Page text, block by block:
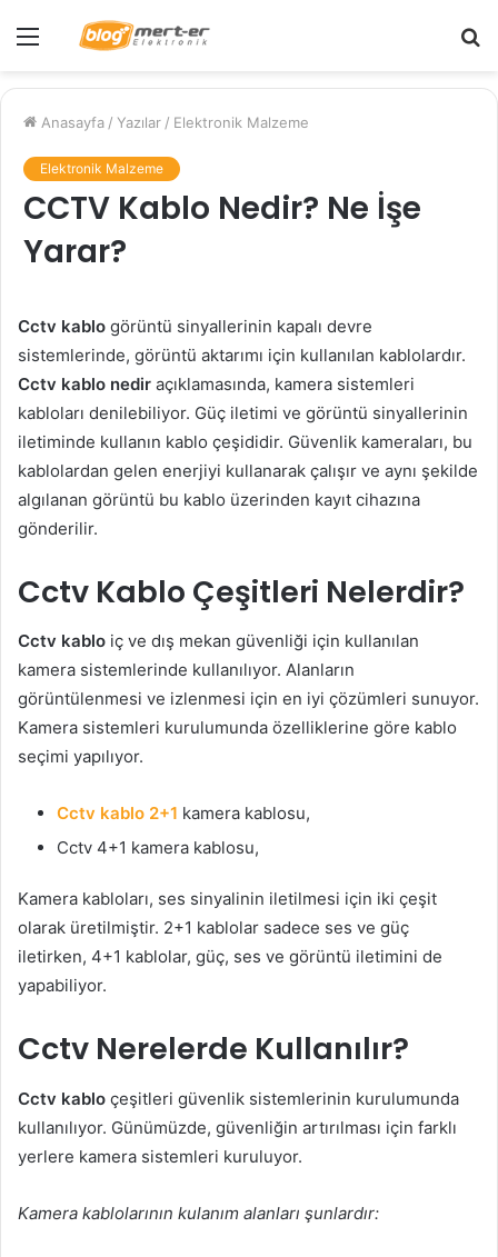
Menü
Anasayfa / Yazılar / Elektronik Malzeme
Elektronik Malzeme
CCTV Kablo Nedir? Ne İşe
Yarar?
Cctv kablo görüntü sinyallerinin kapalı devre
sistemlerinde, görüntü aktarımı için kullanılan kablolardır.
Cctv kablo nedir açıklamasında, kamera sistemleri
kabloları denilebiliyor. Güç iletimi ve görüntü sinyallerinin
iletiminde kullanın kablo çeşididir. Güvenlik kameraları, bu
kablolardan gelen enerjiyi kullanarak çalışır ve aynı şekilde
algılanan görüntü bu kablo üzerinden kayıt cihazına
gönderilir.
Cctv Kablo Çeşitleri Nelerdir?
Cctv kablo iç ve dış mekan güvenliği için kullanılan
kamera sistemlerinde kullanılıyor. Alanların
görüntülenmesi ve izlenmesi için en iyi çözümleri sunuyor.
Kamera sistemleri kurulumunda özelliklerine göre kablo
seçimi yapılıyor.
Cctv kablo 2+1 kamera kablosu,
Cctv 4+1 kamera kablosu,
Kamera kabloları, ses sinyalinin iletilmesi için iki çeşit
olarak üretilmiştir. 2+1 kablolar sadece ses ve güç
iletirken, 4+1 kablolar, güç, ses ve görüntü iletimini de
yapabiliyor.
Cctv Nerelerde Kullanılır?
Cctv kablo çeşitleri güvenlik sistemlerinin kurulumunda
kullanılıyor. Günümüzde, güvenliğin artırılması için farklı
yerlere kamera sistemleri kuruluyor.
Kamera kablolarının kulanım alanları şunlardır: